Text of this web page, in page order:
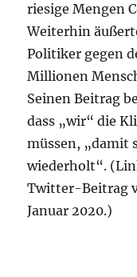
riesige Mengen
Weiterhin
Politiker gegen
Millionen
Seinen Beitrag
dass „wir“ die
müssen, „damit
wiederholt“.
Twitter-Beitrag
Januar 2020.)